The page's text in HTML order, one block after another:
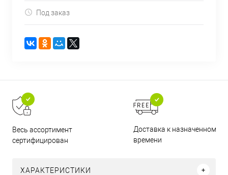
Под заказ
Весь ассортимент
сертифицирован
Доставка к назначенному
времени
ХАРАКТЕРИСТИКИ